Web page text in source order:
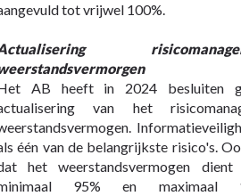
tot vrijwel 100%.
AB heeft in 2024 besluiten
van het
één van de belangrijkste risico's.
het weerstandsvermogen
95% en maximaal